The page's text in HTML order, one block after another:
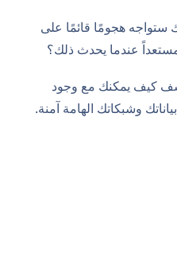
ستواجه هجومًا قائمًا على
عندما يحدث ذلك؟
كيف يمكنك مع وجود